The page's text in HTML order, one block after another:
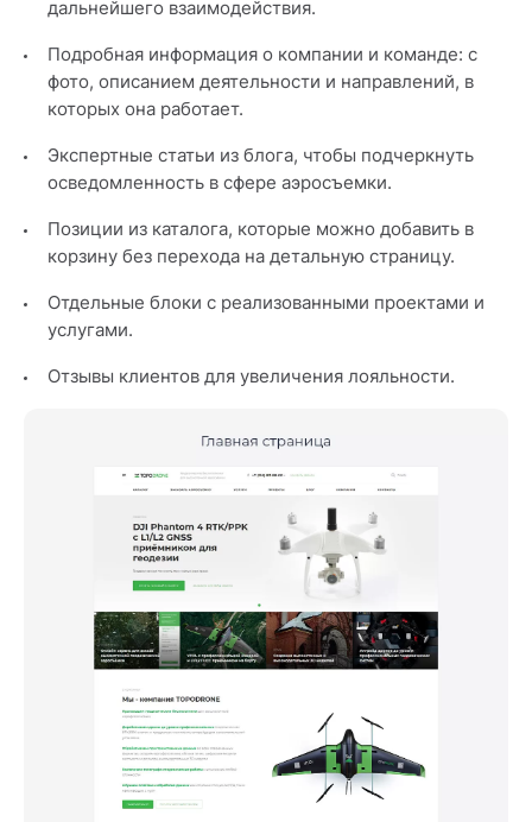
дальнейшего взаимодействия.
Подробная информация о компании и команде: с
фото, описанием деятельности и направлений, в
которых она работает.
Экспертные статьи из блога, чтобы подчеркнуть
осведомленность в сфере аэросъемки.
Позиции из каталога, которые можно добавить в
корзину без перехода на детальную страницу.
Отдельные блоки с реализованными проектами и
услугами.
Отзывы клиентов для увеличения лояльности.